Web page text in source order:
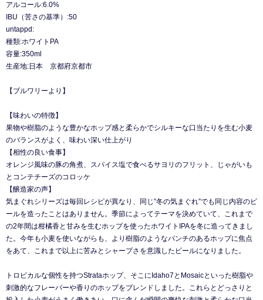
アルコール:6.0%
IBU（苦さの基準）:50
untappd:
種類:ホワイトPA
容量:350ml
生産地:日本 京都府京都市
【ブルワリーより】
【味わいの特徴】
果物や樹脂のような豊かなホップ感と柔らかでシルキーな口当たりを生む小麦
のバランスがよく、味わい深い仕上がり
【相性の良い食事】
オレンジ風味の豚の角煮、スパイス塩で食べるサヨリのフリット、じゃがいも
とコンテチーズのコロッケ
【醸造家の声】
気まぐれシリーズは毎回レシピが異なり、同じ”冬の気まぐれ”でも同じ内容のビ
ールを造ったことはありません。季節によってテーマを決めていて、これまで
の2年間は柑橘香と甘みを生むホップを使ったホワイトIPAを冬に造ってきまし
た。今年も小麦を使いながらも、より樹脂のようなパンチのあるホップに焦点
をあて、これまで以上に苦みとシャープさを意識したビールになりました。
トロピカルな個性を持つStrataホップ、そこにIdaho7とMosaicといった樹脂や
刺激的なフレーバーや香りのホップをブレンドしました。これらとどっさりと